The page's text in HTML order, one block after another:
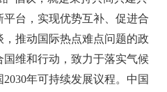
台，实现优势互补、促进合
推动国际热点难点问题的政
维和行动，致力于落实气候
年可持续发展议程。中国